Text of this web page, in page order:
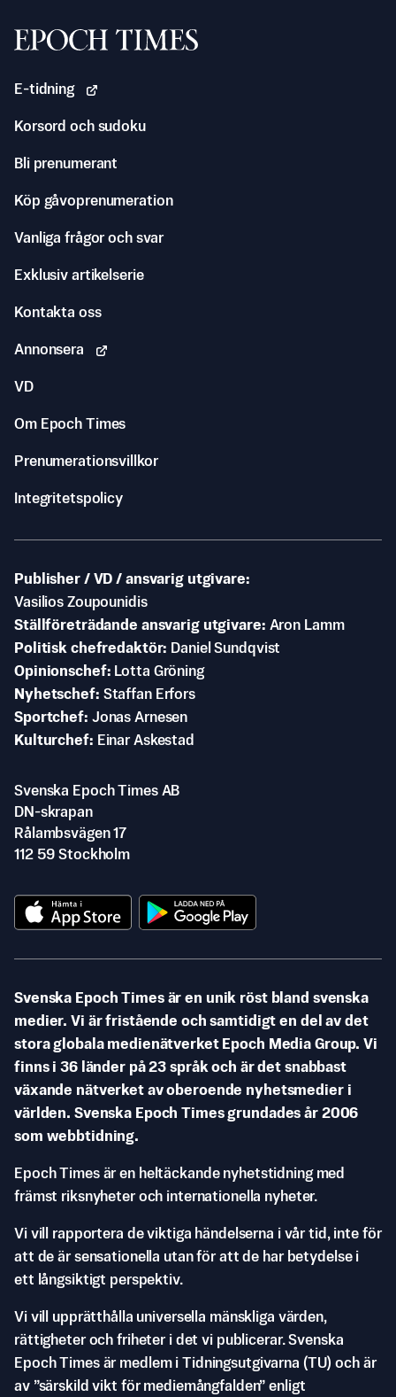
Svenska Epoch Times
E-tidning
Korsord och sudoku
Bli prenumerant
Köp gåvoprenumeration
Vanliga frågor och svar
Exklusiv artikelserie
Kontakta oss
Annonsera
VD
Om Epoch Times
Prenumerationsvillkor
Integritetspolicy
Publisher / VD / ansvarig utgivare
Vasilios Zoupounidis
Ställföreträdande ansvarig utgivare Aron Lamm
Politisk chefredaktör
Daniel Sundqvist
Opinionschef
Lotta Gröning
Nyhetschef Staffan Erfors
Sportchef Jonas Arnesen
Kulturchef
Einar Askestad
Svenska Epoch Times AB
DN-skrapan
Rålambsvägen 17
112 59 Stockholm
Svenska Epoch Times är en unik röst bland svenska
medier. Vi är fristående och samtidigt en del av det
stora globala medienätverket Epoch Media Group. Vi
finns i 36 länder på 23 språk och är det snabbast
växande nätverket av oberoende nyhetsmedier i
världen. Svenska Epoch Times grundades år 2006
som webbtidning.
Epoch Times är en heltäckande nyhetstidning med
främst riksnyheter och internationella nyheter.
Vi vill rapportera de viktiga händelserna i vår tid, inte för
att de är sensationella utan för att de har betydelse i
ett långsiktigt perspektiv.
Vi vill upprätthålla universella mänskliga värden,
rättigheter och friheter i det vi publicerar. Svenska
Epoch Times är medlem i Tidningsutgivarna (TU) och är
av ”särskild vikt för mediemångfalden” enligt